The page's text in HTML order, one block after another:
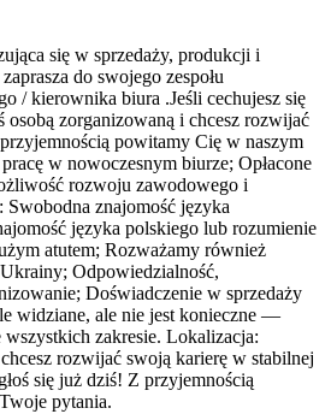
się w sprzedaży, produkcji i
do swojego zespołu
/ kierownika biura .Jeśli cechujesz się
osobą zorganizowaną i chcesz rozwijać
powitamy Cię w naszym
w nowoczesnym biurze; Opłacone
rozwoju zawodowego i
znajomość języka
języka polskiego lub rozumienie
atutem; Rozważamy również
Odpowiedzialność,
Doświadczenie w sprzedaży
widziane, ale nie jest konieczne —
zakresie. Lokalizacja:
rozwijać swoją karierę w stabilnej
się już dziś! Z przyjemnością
pytania.